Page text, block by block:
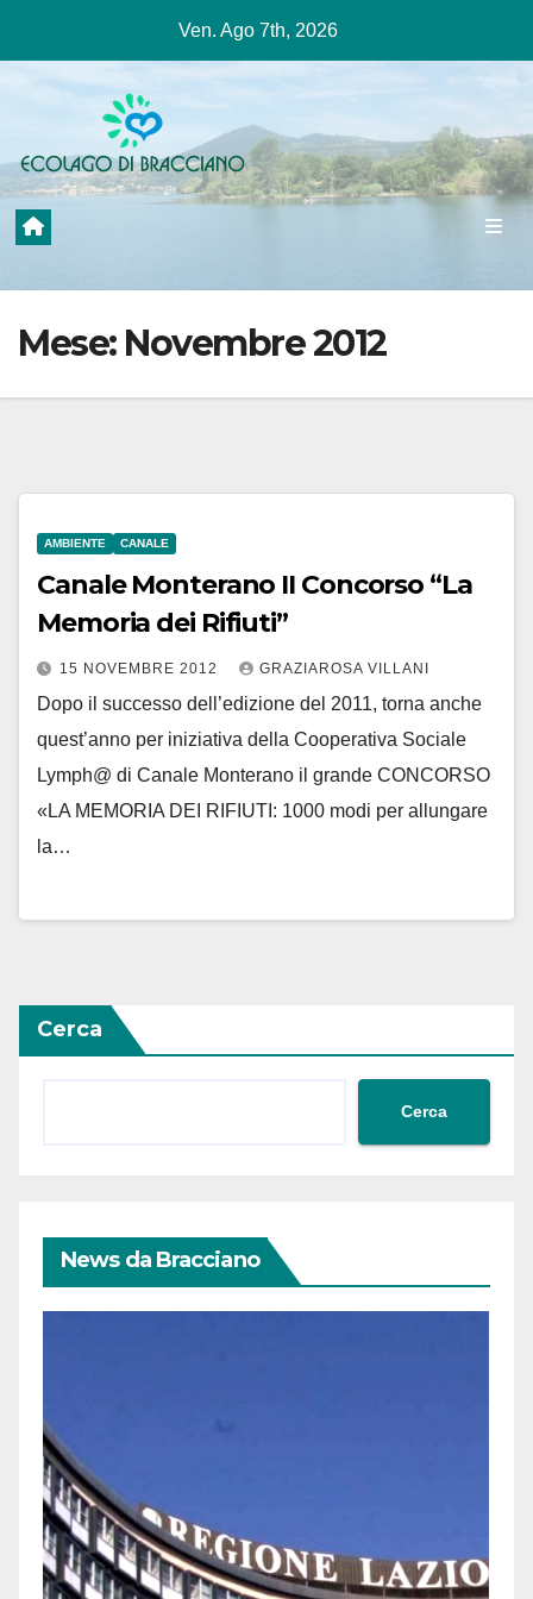
contenuto
Ven. Ago 7th, 2026
Mese: Novembre 2012
AMBIENTE CANALE
Canale Monterano II Concorso “La
Memoria dei Rifiuti”
15 NOVEMBRE 2012 GRAZIAROSA VILLANI
Dopo il successo dell’edizione del 2011, torna anche
quest’anno per iniziativa della Cooperativa Sociale
Lymph@ di Canale Monterano il grande CONCORSO
«LA MEMORIA DEI RIFIUTI: 1000 modi per allungare
la…
Cerca
Cerca
News da Bracciano